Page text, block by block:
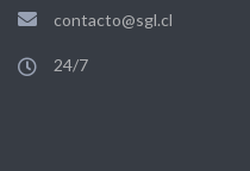
contacto@sgl.cl
24/7